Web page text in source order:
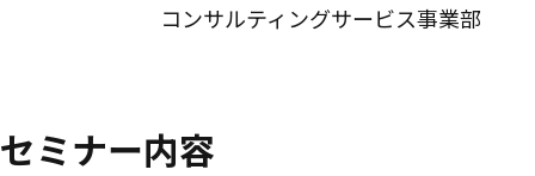
コンサルティングサービス事業部
セミナー内容